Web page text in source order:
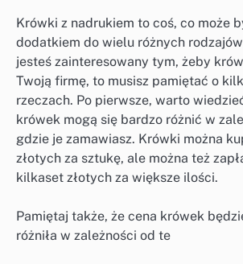
Krówki z nadrukiem to coś, co może
dodatkiem do wielu różnych
jesteś zainteresowany tym, żeby
Twoją firmę, to musisz pamiętać o
rzeczach. Po pierwsze, warto
krówek mogą się bardzo różnić w
gdzie je zamawiasz. Krówki można
złotych za sztukę, ale można też
kilkaset złotych za większe ilości.
Pamiętaj także, że cena krówek
różniła w zależności od te